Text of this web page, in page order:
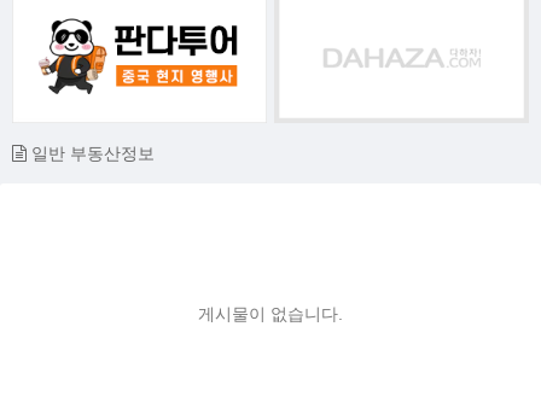
일반 부동산정보
게시물이 없습니다.